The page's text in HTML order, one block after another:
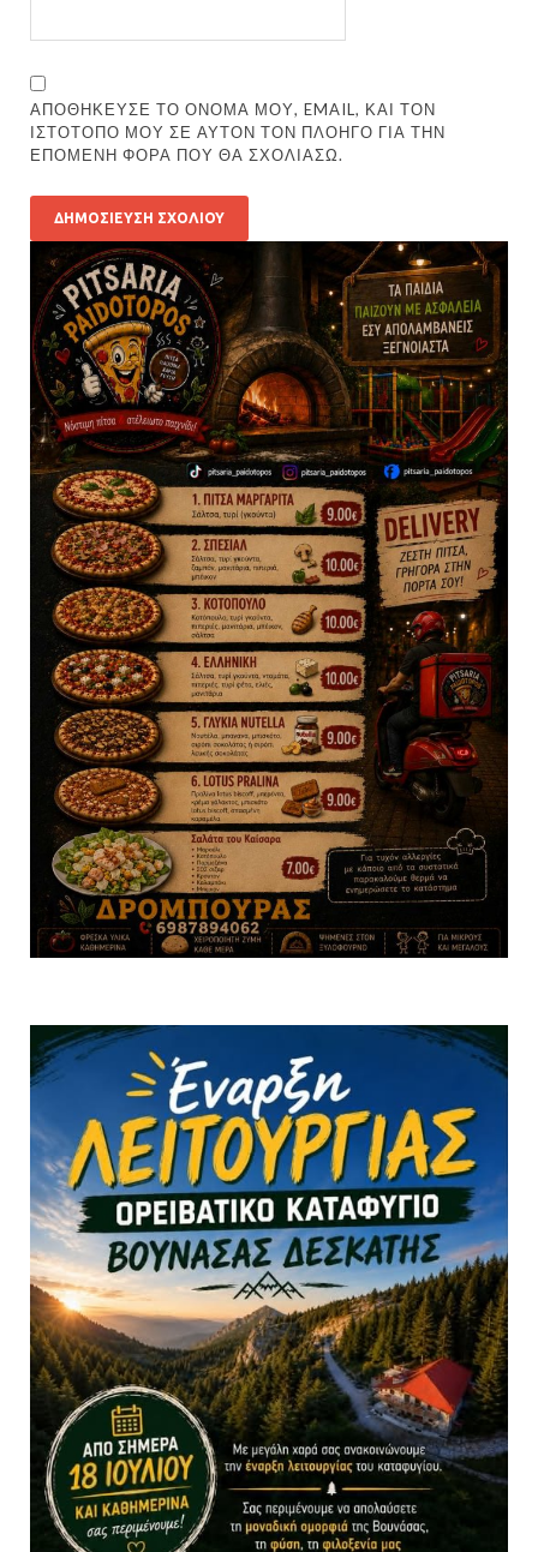
ΑΠΟΘΉΚΕΥΣΕ ΤΟ ΌΝΟΜΆ ΜΟΥ, EMAIL, ΚΑΙ ΤΟΝ
ΙΣΤΌΤΟΠΟ ΜΟΥ ΣΕ ΑΥΤΌΝ ΤΟΝ ΠΛΟΗΓΌ ΓΙΑ ΤΗΝ
ΕΠΌΜΕΝΗ ΦΟΡΆ ΠΟΥ ΘΑ ΣΧΟΛΙΆΣΩ.